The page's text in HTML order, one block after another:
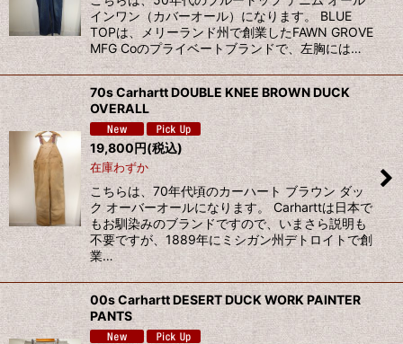
インワン（カバーオール）になります。 BLUE
TOPは、メリーランド州で創業したFAWN GROVE
MFG Coのプライベートブランドで、左胸には…
70s Carhartt DOUBLE KNEE BROWN DUCK
OVERALL
19,800円(税込)
在庫わずか
こちらは、70年代頃のカーハート ブラウン ダッ
ク オーバーオールになります。 Carharttは日本で
もお馴染みのブランドですので、いまさら説明も
不要ですが、1889年にミシガン州デトロイトで創
業…
00s Carhartt DESERT DUCK WORK PAINTER
PANTS